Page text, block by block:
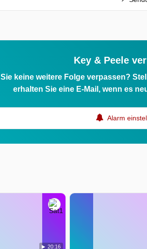
Key & Peele
keine weitere Folge verpassen?
erhalten Sie eine E-Mail, wenn es
Alarm
20:16